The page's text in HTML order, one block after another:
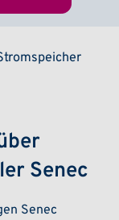
Senec
Senec